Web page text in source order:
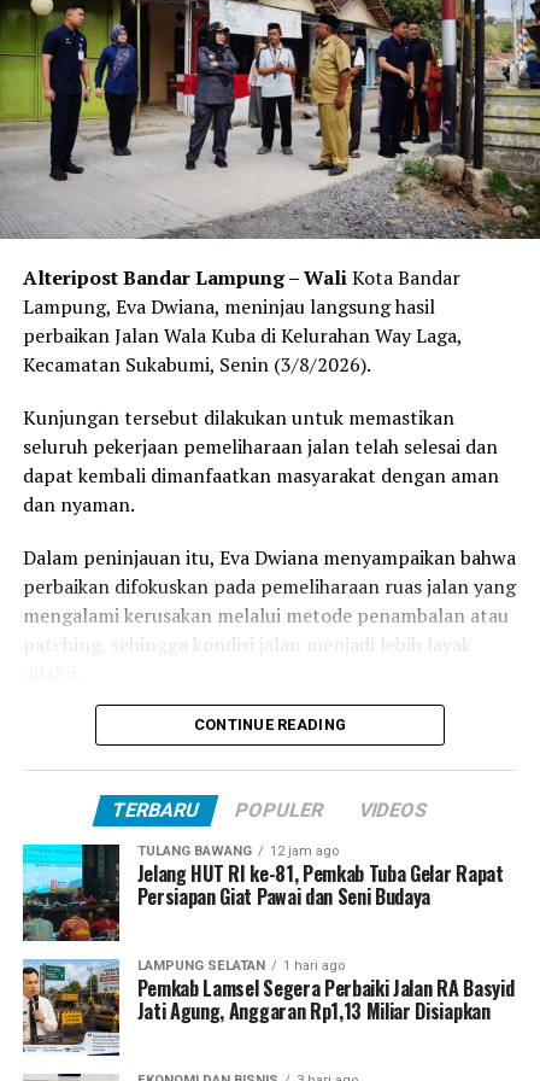
Facebook Comments Box
RELATED TOPICS:
UP NEXT
Walikota Bandar Lampung : Meminta Para Wedding
Organizer Untuk Menerapkan Prokes Dan Memasang
Aplikasi Peduli Lindungi
DON'T MISS
Walikota Eva Dwiana Lakukan Pengambilan Sumpah
Jabatan Dan Pelantikan Pejabat Struktural
Alteripost Bandar Lampung – WaliKota Bandar
Lampung, Eva Dwiana, meninjau langsung hasil
perbaikan Jalan Wala Kuba di Kelurahan Way Laga,
Kecamatan Sukabumi, Senin (3/8/2026).
Kunjungan tersebut dilakukan untuk memastikan
seluruh pekerjaan pemeliharaan jalan telah selesai dan
dapat kembali dimanfaatkan masyarakat dengan aman
dan nyaman.
Dalam peninjauan itu, Eva Dwiana menyampaikan bahwa
perbaikan difokuskan pada pemeliharaan ruas jalan yang
mengalami kerusakan melalui metode penambalan atau
patching, sehingga kondisi jalan menjadi lebih layak
“Perbaikan yang dilakukan di ruas Jalan Wala Kuba
kerusakan,” ujar Eva Dwiana.
Di kawasan Sawit, Way Laga, tim melaksanakan
perbaikan jalan beton sepanjang kurang lebih 300 meter
menggunakan metode patching. Sementara itu, pada
ruas jalan beraspal, perbaikan dilakukan secara parsial
atau pada titik-titik yang mengalami kerusakan sesuai
hasil evaluasi di lapangan.
Perbaikan jalan beraspal tersebut tersebar di dua lokasi
CONTINUE READING
TERBARU POPULER VIDEOS
TULANG BAWANG 12 jam ago
Jelang HUT RI ke-81, Pemkab Tuba Gelar Rapat
Persiapan Giat Pawai dan Seni Budaya
LAMPUNG SELATAN 1 hari ago
Pemkab Lamsel Segera Perbaiki Jalan RA Basyid
Jati Agung, Anggaran Rp1,13 Miliar Disiapkan